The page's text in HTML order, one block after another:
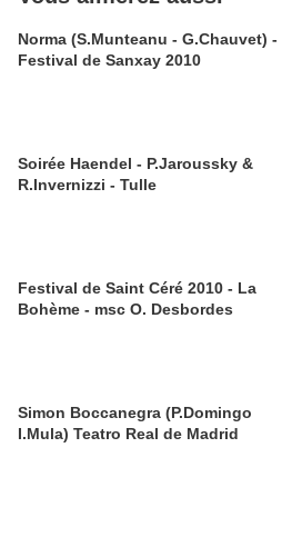
Norma (S.Munteanu - G.Chauvet) -
Festival de Sanxay 2010
Soirée Haendel - P.Jaroussky &
R.Invernizzi - Tulle
Festival de Saint Céré 2010 - La
Bohème - msc O. Desbordes
Simon Boccanegra (P.Domingo
I.Mula) Teatro Real de Madrid